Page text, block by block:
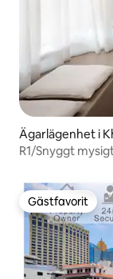
Ägarlägenhet i
R1/Snyggt
Gästfavorit
Gästfavorit